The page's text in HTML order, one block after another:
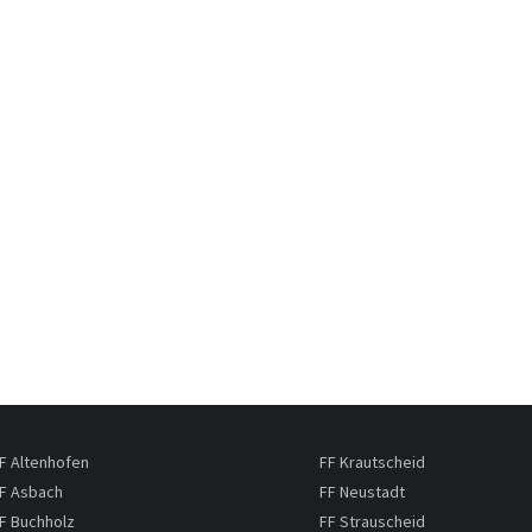
Altenhofen
Asbach
Buchholz
FF Krautscheid
FF Neustadt
FF Strauscheid